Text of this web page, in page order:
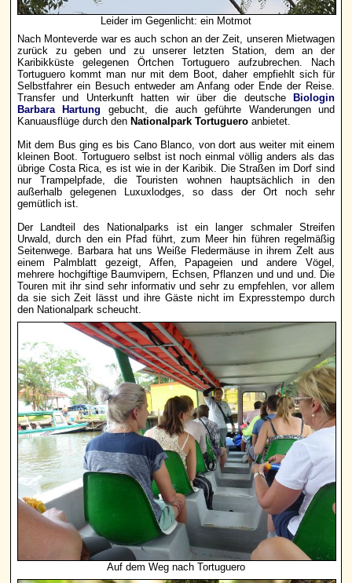
Leider im Gegenlicht: ein Motmot
Nach Monteverde war es auch schon an der Zeit, unseren Mietwagen
zurück zu geben und zu unserer letzten Station, dem an der
Karibikküste gelegenen Örtchen Tortuguero aufzubrechen. Nach
Tortuguero kommt man nur mit dem Boot, daher empfiehlt sich für
Selbstfahrer ein Besuch entweder am Anfang oder Ende der Reise.
Transfer und Unterkunft hatten wir über die deutsche
Biologin
Barbara Hartung gebucht, die auch geführte Wanderungen und
Kanuausflüge durch den Nationalpark Tortuguero anbietet.
Mit dem Bus ging es bis Cano Blanco, von dort aus weiter mit einem
kleinen Boot. Tortuguero selbst ist noch einmal völlig anders als das
übrige Costa Rica, es ist wie in der Karibik. Die Straßen im Dorf sind
nur Trampelpfade, die Touristen wohnen hauptsächlich in den
außerhalb gelegenen Luxuxlodges, so dass der Ort noch sehr
gemütlich ist.
Der Landteil des Nationalparks ist ein langer schmaler Streifen
Urwald, durch den ein Pfad führt, zum Meer hin führen regelmäßig
Seitenwege. Barbara hat uns Weiße Fledermäuse in ihrem Zelt aus
einem Palmblatt gezeigt, Affen, Papageien und andere Vögel,
mehrere hochgiftige Baumvipern, Echsen, Pflanzen und und und. Die
Touren mit ihr sind sehr informativ und sehr zu empfehlen, vor allem
da sie sich Zeit lässt und ihre Gäste nicht im Expresstempo durch
den Nationalpark scheucht.
Auf dem Weg nach Tortuguero